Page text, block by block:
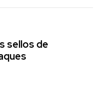
sellos de